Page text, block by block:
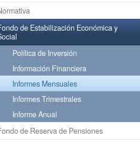
de Estabilización Económica y
Política de Inversión
Información Financiera
Informes Mensuales
Informes Trimestrales
Informe Anual
de Reserva de Pensiones